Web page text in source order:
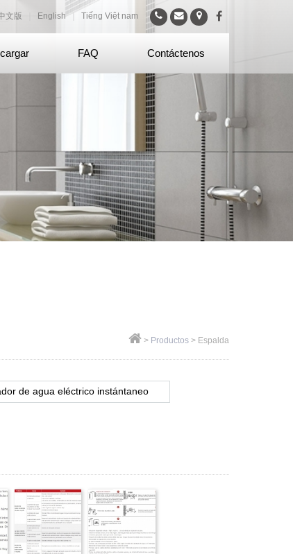
文版 English ｜ Tiếng Việt nam
FAQ Contáctenos
> Productos > Espalda
de agua eléctrico instántaneo